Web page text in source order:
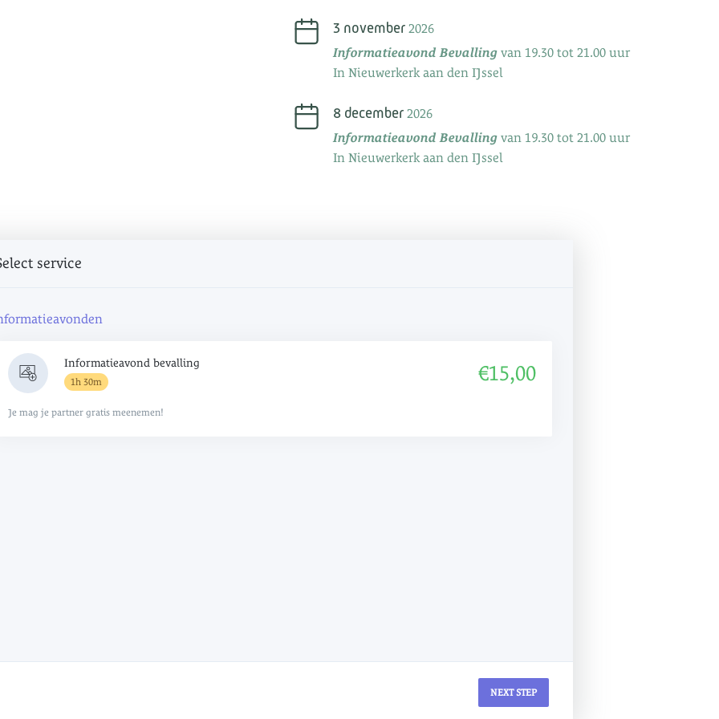
3 november2026
Informatieavond Bevallingvan 19.30 tot 21.00 uur
In Nieuwerkerk aan den IJssel
8 december2026
Informatieavond Bevallingvan 19.30 tot 21.00 uur
In Nieuwerkerk aan den IJssel
service
Informatieavond bevalling
1h 30m €15,00
Je mag je partner gratis meenemen!
NEXT STEP